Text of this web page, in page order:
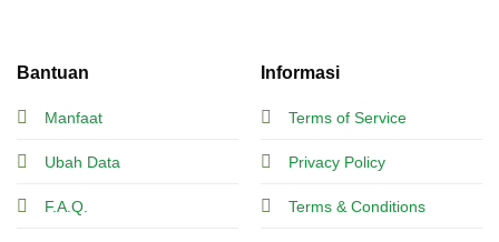
Bantuan
Manfaat
Ubah Data
F.A.Q.
Informasi
Terms of Service
Privacy Policy
Terms & Conditions